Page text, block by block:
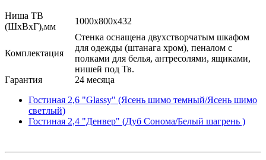
Ниша ТВ
(ШхВхГ),мм
1000х800х432
Комплектация
Стенка оснащена двухстворчатым шкафом
для одежды (штанага хром), пеналом с
полками для белья, антресолями, ящиками,
нишей под Тв.
Гарантия
24 месяца
Гостиная 2,6 "Glassy" (Ясень шимо темный/Ясень шимо
светлый)
Гостиная 2,4 "Денвер" (Дуб Сонома/Белый шагрень )